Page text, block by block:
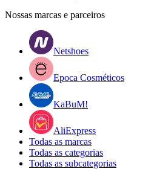
Nossas marcas e parceiros
Netshoes
Epoca Cosméticos
KaBuM!
AliExpress
Todas as marcas
Todas as categorias
Todas as subcategorias